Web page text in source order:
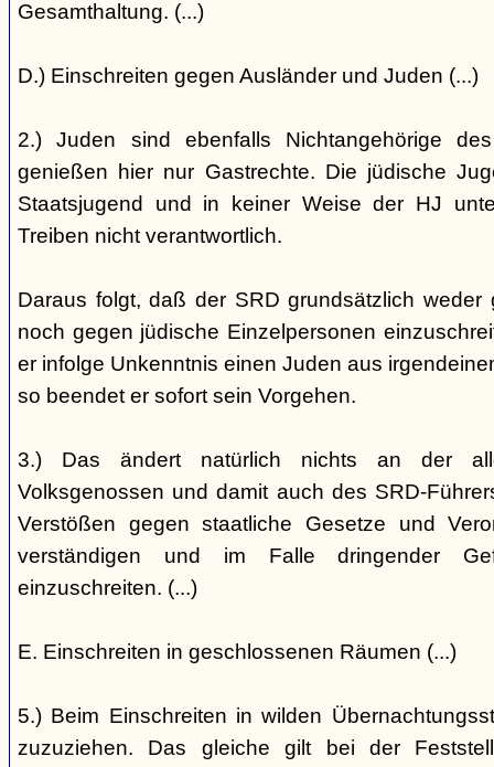
Gesamthaltung. (...)
D.) Einschreiten gegen Ausländer und Juden (...)
2.) Juden sind ebenfalls Nichtangehörige
genießen hier nur Gastrechte. Die jüdische
Staatsjugend und in keiner Weise der HJ
Treiben nicht verantwortlich.
Daraus folgt, daß der SRD grundsätzlich weder
noch gegen jüdische Einzelpersonen
er infolge Unkenntnis einen Juden aus
so beendet er sofort sein Vorgehen.
3.) Das ändert natürlich nichts an der
Volksgenossen und damit auch des SRD-
Verstößen gegen staatliche Gesetze und
verständigen und im Falle dringender
einzuschreiten. (...)
E. Einschreiten in geschlossenen Räumen (...)
5.) Beim Einschreiten in wilden
zuzuziehen. Das gleiche gilt bei der